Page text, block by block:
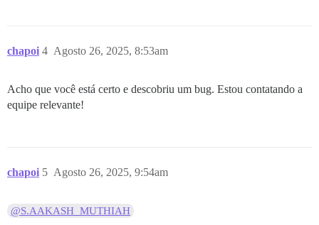
chapoi Agosto 26, 2025, 8:53am
4
Acho que você está certo e descobriu um bug. Estou contatando a
equipe relevante!
chapoi Agosto 26, 2025, 9:54am
5
@S.AAKASH_MUTHIAH